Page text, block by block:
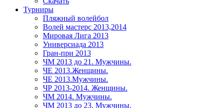
Турниры
Пляжный волейбол
Волей мастерс 2013,2014
Мировая Лига 2013
Универсиада 2013
Гран-при 2013
ЧМ 2013 до 21. Мужчины.
ЧЕ 2013.Женщины.
ЧЕ 2013.Мужчины.
ЧР 2013-2014. Женщины.
ЧМ 2014. Мужчины.
ЧМ 2013 до 23. Мужчины.